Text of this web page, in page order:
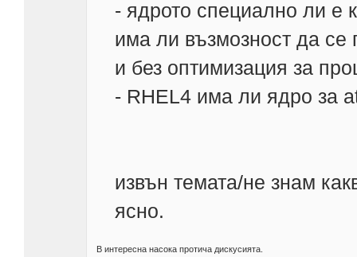
- ядрото специално ли е
има ли възмозност да се
и без оптимизация за
- RHEL4 има ли ядро за
извън темата/не знам
ясно.
В интересна насока протича дискусията.